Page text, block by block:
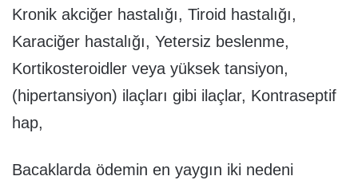
Kronik akciğer hastalığı, Tiroid hastalığı,
Karaciğer hastalığı, Yetersiz beslenme,
Kortikosteroidler veya yüksek tansiyon,
(hipertansiyon) ilaçları gibi ilaçlar, Kontraseptif
hap,
Bacaklarda ödemin en yaygın iki nedeni